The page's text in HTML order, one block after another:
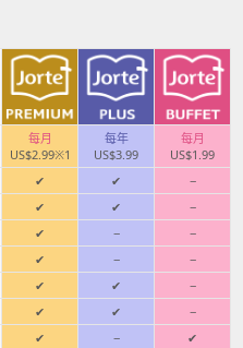
每月
US$2.99※1
每年
US$3.99
每月
US$1.99
✔ ✔
−
✔ ✔
−
✔ −
−
✔ −
−
✔ ✔
−
✔ ✔
−
✔ −
✔